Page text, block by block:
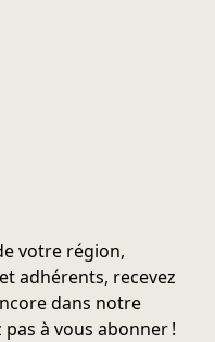
votre région,
adhérents, recevez
dans notre
à vous abonner !